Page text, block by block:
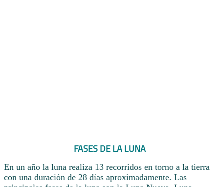
FASES DE LA LUNA
En un año la luna realiza 13 recorridos en torno a la tierra
con una duración de 28 días aproximadamente. Las